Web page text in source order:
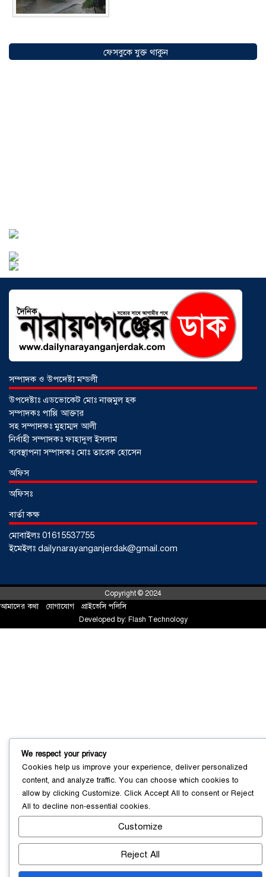
অগ্রযাত্রায় নতুন অধ্যায়, উদ্বোধন হলো ‘শিফা
মোহাম্মদিয়া ফিশারিজ’
০৫ আগস্ট ২০২৬
শর্টগান
০৩ আগস্ট ২০২৬
সোনারগাঁয়ে পরিত্যক্ত উন্নয়ন প্রকল্প:
ঠিকাদারের গাফিলতি নাকি তদারকির অভাব
০২ আগস্ট ২০২৬
নারায়ণগঞ্জে জাতীয় যুব শক্তির নতুন কমিটি,
ফেসবুকে যুক্ত থাকুন
সম্পাদক ও উপদেষ্টা মন্ডলী
উপদেষ্টাঃ এডভোকেট মোঃ নাজমুল হক
সম্পাদকঃ পাপ্পি আক্তার
সহ সম্পাদকঃ মুহাম্মদ আলী
নির্বাহী সম্পাদকঃ ফাহাদুল ইসলাম
ব্যবস্থাপনা সম্পাদকঃ মোঃ তারেক হোসেন
অফিস
অফিসঃ
বার্তা কক্ষ
মোবাইলঃ 01615537755
ইমেইলঃ dailynarayanganjerdak@gmail.com
Copyright © 2024
আমাদের কথা যোগাযোগ প্রাইভেসি পলিসি
Developed by: Flash Technology
We respect your privacy
Cookies help us improve your experience, deliver personalized
content, and analyze traffic. You can choose which cookies to
allow by clicking Customize. Click Accept All to consent orReject
All to decline non-essential cookies.
Customize
Reject All